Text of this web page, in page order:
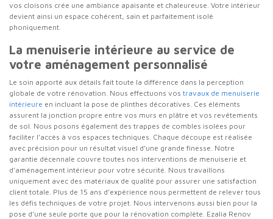
vos cloisons crée une ambiance apaisante et chaleureuse. Votre intérieur
devient ainsi un espace cohérent, sain et parfaitement isolé
phoniquement.
La menuiserie intérieure au service de
votre aménagement personnalisé
Le soin apporté aux détails fait toute la différence dans la perception
globale de votre rénovation. Nous effectuons vos travaux de menuiserie
intérieure en incluant la pose de plinthes décoratives. Ces éléments
assurent la jonction propre entre vos murs en plâtre et vos revêtements
de sol. Nous posons également des trappes de combles isolées pour
faciliter l’accès à vos espaces techniques. Chaque découpe est réalisée
avec précision pour un résultat visuel d’une grande finesse. Notre
garantie décennale couvre toutes nos interventions de menuiserie et
d’aménagement intérieur pour votre sécurité. Nous travaillons
uniquement avec des matériaux de qualité pour assurer une satisfaction
client totale. Plus de 15 ans d’expérience nous permettent de relever tous
les défis techniques de votre projet. Nous intervenons aussi bien pour la
pose d’une seule porte que pour la rénovation complète. Ezalia Renov